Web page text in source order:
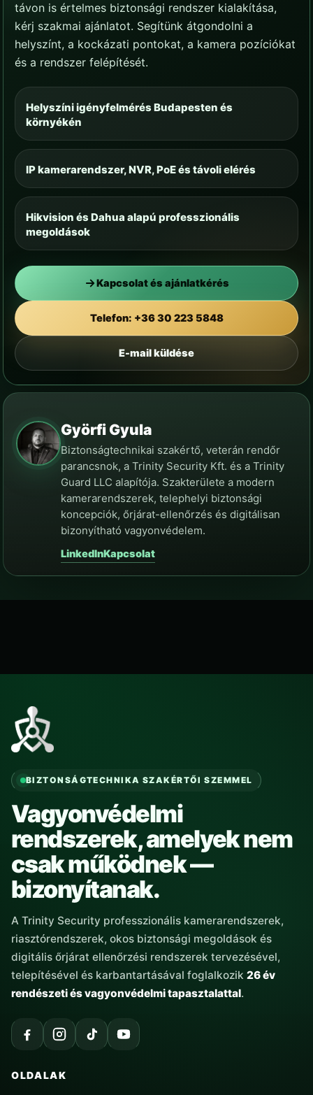
távon is értelmes biztonsági rendszer kialakítása,
kérj szakmai ajánlatot. Segítünk átgondolni a
helyszínt, a kockázati pontokat, a kamera pozíciókat
és a rendszer felépítését.
Helyszíni igényfelmérés Budapesten és
környékén
IP kamerarendszer, NVR, PoE és távoli elérés
Hikvision és Dahua alapú professzionális
megoldások
Kapcsolat és ajánlatkérés
Telefon: +36 30 223 5848
E-mail küldése
Györfi Gyula
Biztonságtechnikai szakértő, veterán rendőr
parancsnok, a Trinity Security Kft. és a Trinity
Guard LLC alapítója. Szakterülete a modern
kamerarendszerek, telephelyi biztonsági
koncepciók, őrjárat-ellenőrzés és digitálisan
bizonyítható vagyonvédelem.
LinkedInKapcsolat
BIZTONSÁGTECHNIKA SZAKÉRTŐI SZEMMEL
Vagyonvédelmi
rendszerek, amelyek nem
csak működnek —
bizonyítanak.
A Trinity Security professzionális kamerarendszerek,
riasztórendszerek, okos biztonsági megoldások és
digitális őrjárat ellenőrzési rendszerek tervezésével,
telepítésével és karbantartásával foglalkozik 26 év
rendészeti és vagyonvédelmi tapasztalattal.
OLDALAK